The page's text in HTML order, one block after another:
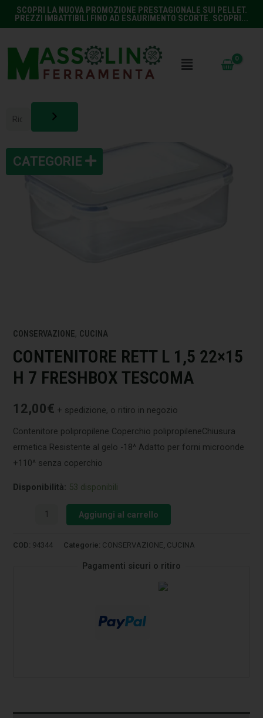
SCOPRI LA NUOVA PROMOZIONE PRESTAGIONALE SUI PELLET.
PREZZI IMBATTIBILI FINO AD ESAURIMENTO SCORTE. SCOPRI...
CONSERVAZIONE, CUCINA
CONTENITORE RETT L 1,5 22×15
H 7 FRESHBOX TESCOMA
12,00€ + spedizione, o ritiro in negozio
Contenitore polipropilene Coperchio polipropileneChiusura
ermetica Resistente al gelo -18^ Adatto per forni microonde
+110^ senza coperchio
Disponibilità: 53 disponibili
Aggiungi al carrello
COD: 94344 Categorie: CONSERVAZIONE CUCINA
Pagamenti sicuri o ritiro